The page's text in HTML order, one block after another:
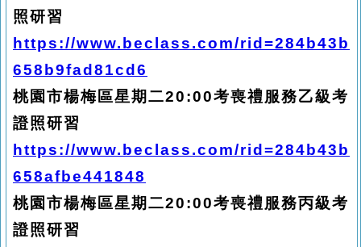
照研習
https://www.beclass.com/rid=284b43b
658b9fad81cd6
桃園市楊梅區星期二20:00考喪禮服務乙級考
證照研習
https://www.beclass.com/rid=284b43b
658afbe441848
桃園市楊梅區星期二20:00考喪禮服務丙級考
證照研習